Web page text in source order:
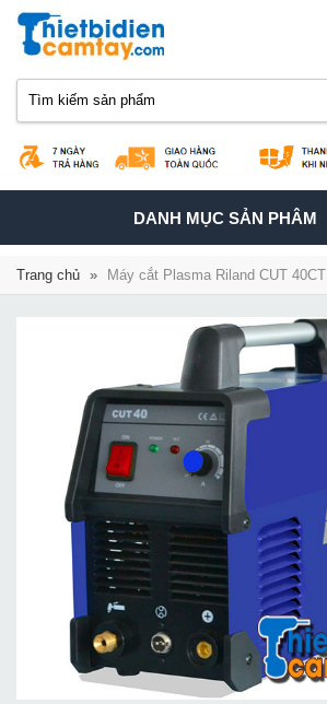
TOGGLE
NAVIGATION
DANH MỤC SẢN PHÂM
Trang chủ » Máy cắt Plasma Riland CUT 40CT